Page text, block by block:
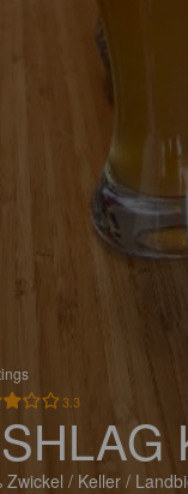
3.3
Zwickel / Keller /